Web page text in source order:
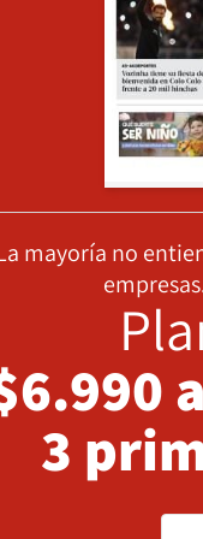
mayoría no
3